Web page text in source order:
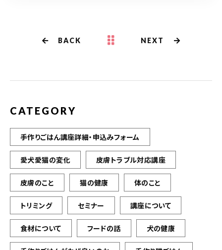
b
o
r
BACK NEXT
CATEGORY
手作りごはん講座詳細・申込みフォーム
愛犬愛猫の変化 皮膚トラブル対応講座
皮膚のこと 猫の健康 体のこと
トリミング セミナー 講座について
食材について フードの話 犬の健康